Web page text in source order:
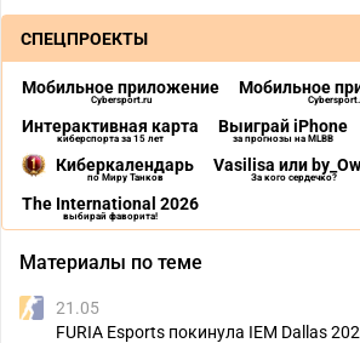
СПЕЦПРОЕКТЫ
Мобильное приложение
Cybersport.ru
Мобильное
Интерактивная карта
киберспорта за 15 лет
Выиграй iPhone
за прогнозы на MLBB
Киберкалендарь
по Миру Танков
Vasilisa или
За кого сердечко?
The International 2026
выбирай фаворита!
Материалы по теме
21.05
FURIA Esports покинула IEM Dallas